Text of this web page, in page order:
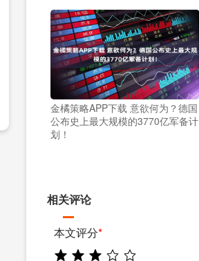
金橘策略APP下载 意欲何为？德国
公布史上最大规模的3770亿军备计
划！
相关评论
本文评分*